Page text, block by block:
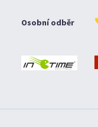
Osobní odběr